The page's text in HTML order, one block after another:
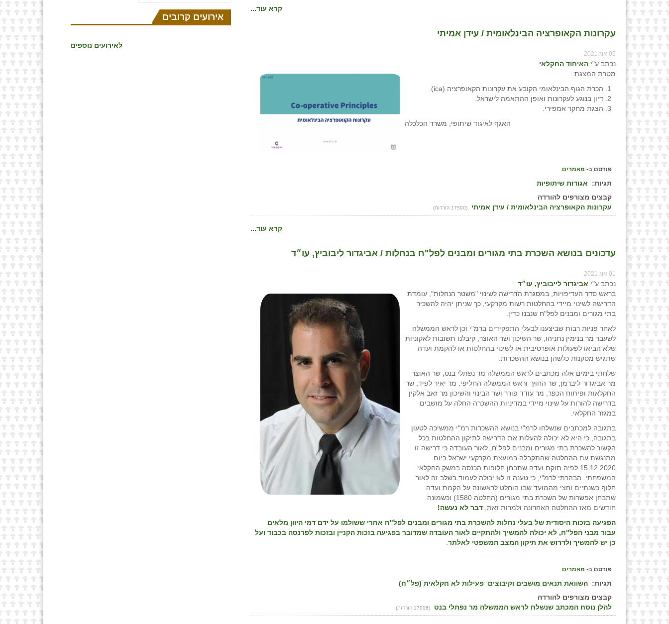
קרא עוד...
עקרונות הקאופרציה הבינלאומית / עידן אמיתי
05 אוג 2021
נכתב ע"י האיחוד החקלאי
מטרת המצגת:
הכרת הגוף הבינלאומי הקובע את עקרונות הקאופרציה (ica).
דיון בנוגע לעקרונות ואופן ההתאמה לישראל.
הצגת מחקר אמפירי.
האגף לאיגוד שיתופי, משרד הכלכלה
פורסם ב- מאמרים
תגיות:
אגודות שיתופיות
קבצים מצורפים להורדה
עקרונות הקאופרציה הבינלאומית / עידן אמיתי
(17590 הורדות)
קרא עוד...
עדכונים בנושא השכרת בתי מגורים ומבנים לפל"ח בנחלות / אביגדור ליבוביץ, עו״ד
01 אוג 2021
נכתב ע"י אביגדור לייבוביץ, עו״ד
בראש סדר העדיפויות, במסגרת הדרישה לשינוי "משטר הנחלות", עומדת
הדרישה לשינוי מיידי בהחלטות רשות מקרקעי, כך שניתן יהיה להשכיר
בתי מגורים ומבנים לפל"ח שנבנו כדין.
לאחר פניות רבות שביצענו לבעלי התפקידים ברמ"י וכן לראש הממשלה
לשעבר מר בנימין נתניהו, שר השיכון ושר האוצר, קיבלנו תשובות לאקוניות
שלא הביאו לפעולות אופרטיבית או לשינוי בהחלטות או להקמת ועדה
שתגיש מסקנות כלשהן בנושא ההשכרות.
שלחתי בימים אלה מכתבים לראש הממשלה מר נפתלי בנט, שר האוצר
מר אביגדור ליברמן, שר החוץ וראש הממשלה החליפי, מר יאיר לפיד, שר
החקלאות ופיתוח הכפר, מר עודד פורר ושר הבינוי והשיכון מר זאב אלקין
בדרישה להורות על שינוי מיידי במדיניות ההשכרה החלה על מושבים
במגזר החקלאי.
בתגובה למכתבים שנשלחו לרמ"י בנושא ההשכרות רמ"י ממשיכה לטעון
בתגובה, כי היא לא יכולה להעלות את הדרישה לתיקון ההחלטות בכל
הקשור להשכרת בתי מגורים ומבנים לפל"ח, לאור העובדה כי דרישה זו
מתנגשת עם ההחלטה שהתקבלה במועצת מקרקעי ישראל ביום
15.12.2020 לפיה תוקם ועדה שתבחן חלופות הכנסה במשק החקלאי
המשפחתי. הבהרתי לרמ"י, כי טענה זו לא יכולה לעמוד בשלב זה לאור
חלוף כשנתיים וחצי מהמועד שבו הוחלט לראשונה על הקמת ועדה
שתבחן אפשרות של השכרת בתי מגורים (החלטה 1580) וכשמונה
חודשים מאז ההחלטה האחרונה ולמרות זאת, דבר לא נעשה!
הפגיעה בזכות היסודית של בעלי נחלות להשכרת בתי מגורים ומבנים לפל"ח אחרי ששולמו על ידם דמי היוון מלאים
עבור מבני הפל"ח, לא יכולה להמשיך ולהתקיים לאור העובדה שמדובר בפגיעה בזכות הקניין ובזכות לפרנסה בכבוד ועל
כן יש להמשיך ולדרוש את תיקון המצב המשפטי לאלתר
פורסם ב- מאמרים
תגיות: השוואת תנאים מושבים וקיבוצים פעילות לא חקלאית (פל״ח)
קבצים מצורפים להורדה
להלן נוסח המכתב שנשלח לראש הממשלה מר נפתלי בנט
(17006 הורדות)
אירועים קרובים
לאירועים נוספים